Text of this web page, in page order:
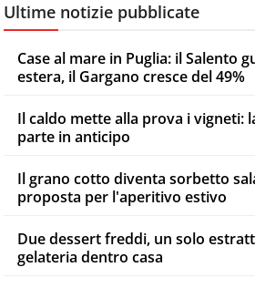
Ultime notizie pubblicate
Case al mare in Puglia: il Salento
estera, il Gargano cresce del 49%
Il caldo mette alla prova i vigneti:
parte in anticipo
Il grano cotto diventa sorbetto
proposta per l'aperitivo estivo
Due dessert freddi, un solo
gelateria dentro casa